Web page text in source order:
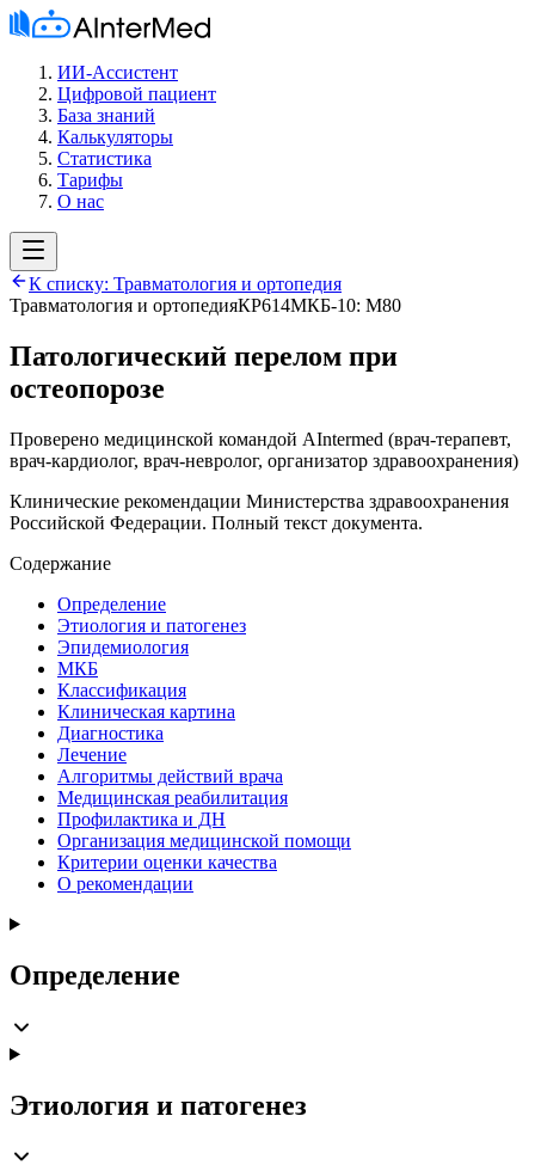
ИИ-Ассистент
Цифровой пациент
База знаний
Калькуляторы
Статистика
Тарифы
О нас
К списку: Травматология и ортопедия
Травматология и ортопедияКР614МКБ-10: M80
Патологический перелом при
остеопорозе
Проверено медицинской командой AIntermed (врач-терапевт,
врач-кардиолог, врач-невролог, организатор здравоохранения)
Клинические рекомендации Министерства здравоохранения
Российской Федерации. Полный текст документа.
Содержание
Определение
Этиология и патогенез
Эпидемиология
МКБ
Классификация
Клиническая картина
Диагностика
Лечение
Алгоритмы действий врача
Медицинская реабилитация
Профилактика и ДН
Организация медицинской помощи
Критерии оценки качества
О рекомендации
Определение
Этиология и патогенез